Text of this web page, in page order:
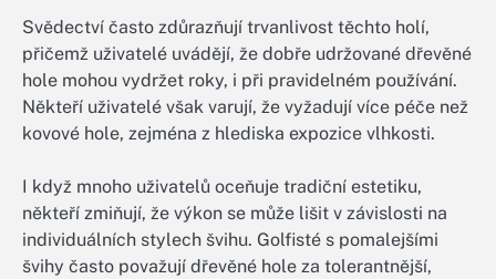
Svědectví často zdůrazňují trvanlivost těchto holí,
přičemž uživatelé uvádějí, že dobře udržované dřevěné
hole mohou vydržet roky, i při pravidelném používání.
Někteří uživatelé však varují, že vyžadují více péče než
kovové hole, zejména z hlediska expozice vlhkosti.
I když mnoho uživatelů oceňuje tradiční estetiku,
někteří zmiňují, že výkon se může lišit v závislosti na
individuálních stylech švihu. Golfisté s pomalejšími
švihy často považují dřevěné hole za tolerantnější,